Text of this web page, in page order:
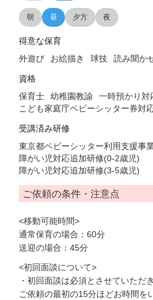
朝 昼 夕方 夜
得意な保育
外遊び お絵描き 球技 読み聞か
資格
保育士 幼稚園教諭
一時預かり対
こども家庭庁ベビーシッター券対
受講済み研修
東京都ベビーシッター利用支援
障がい児対応追加研修(0-2歳児)
障がい児対応追加研修(3-5歳児)
ご依頼の条件・注意点
<移動可能時間>
通常保育の場合：60分
送迎の場合：45分
<初回面談について>
・初回面談は必須とさせていただ
ご依頼の最初の15分ほどお時間を